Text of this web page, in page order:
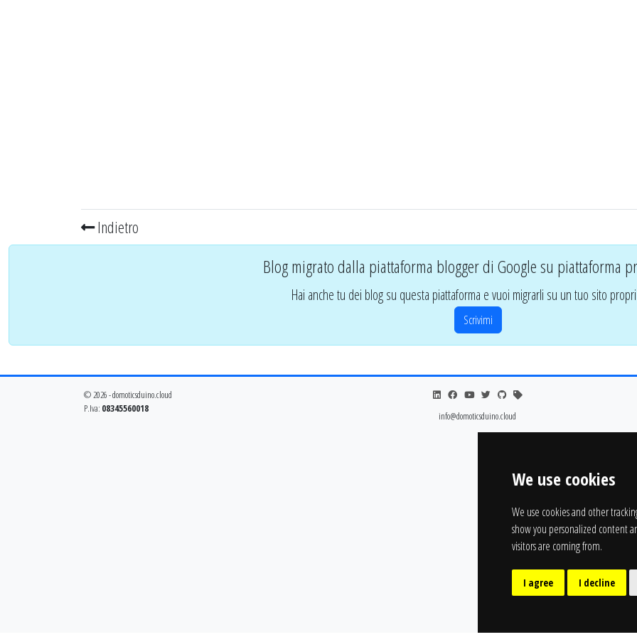
We use cookies
We use cookies and other
show you personalized content
visitors are coming from.
I agree I decline
Indietro
Blog migrato dalla piattaforma blogger di Google su piattaforma
Hai anche tu dei blog su questa piattaforma e vuoi migrarli su un tuo sito
Scrivimi
© 2026 - domoticsduino.cloud
P.Iva: 08345560018
info@domoticsduino.cloud